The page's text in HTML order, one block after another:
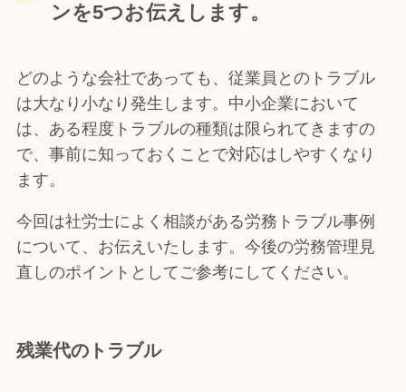
ンを5つお伝えします。
どのような会社であっても、従業員とのトラブル
は大なり小なり発生します。中小企業において
は、ある程度トラブルの種類は限られてきますの
で、事前に知っておくことで対応はしやすくなり
ます。
今回は社労士によく相談がある労務トラブル事例
について、お伝えいたします。今後の労務管理見
直しのポイントとしてご参考にしてください。
残業代のトラブル